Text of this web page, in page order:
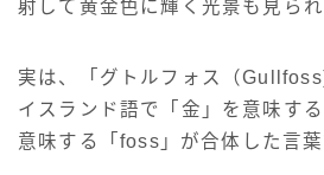
射して黄金色に輝く光景も見られ
実は、「グトルフォス（
イスランド語で「金」を意味す
意味する「foss」が合体した言葉